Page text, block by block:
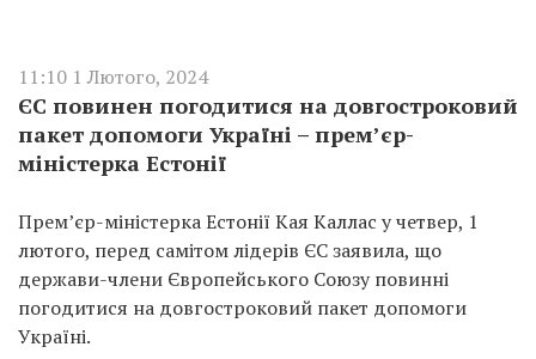
11:10 1 Лютого, 2024
ЄС повинен погодитися на довгостроковий
пакет допомоги Україні – прем’єр-
міністерка Естонії
Прем’єр-міністерка Естонії Кая Каллас у четвер, 1
лютого, перед самітом лідерів ЄС заявила, що
держави-члени Європейського Союзу повинні
погодитися на довгостроковий пакет допомоги
Україні.